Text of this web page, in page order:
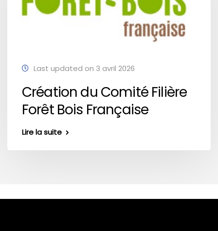
Last updated on 3 avril 2026
Création du Comité Filière
Forêt Bois Française
Lire la suite